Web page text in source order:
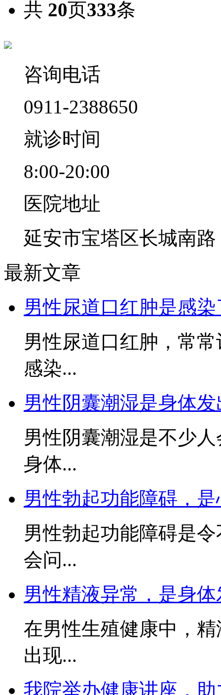
共 20页333条
咨询电话
0911-2388650
就诊时间
8:00-20:00
医院地址
延安市宝塔区长城南路
最新文章
男性尿道口红肿是感
男性尿道口红肿，常
感染...
男性阴囊潮湿是身体
男性阴囊潮湿是不少
身体...
男性勃起功能障碍，
男性勃起功能障碍是
会问...
男性精液异常，是身
在男性生殖健康中，
出现...
我院举办健康讲座，